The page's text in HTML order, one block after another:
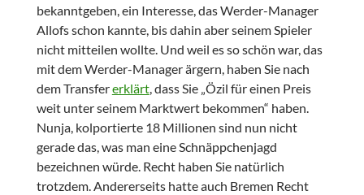
bekanntgeben, ein Interesse, das Werder-Manager
Allofs schon kannte, bis dahin aber seinem Spieler
nicht mitteilen wollte. Und weil es so schön war, das
mit dem Werder-Manager ärgern, haben Sie nach
dem Transfererklärt, dass Sie „Özil für einen Preis
weit unter seinem Marktwert bekommen“ haben.
Nunja, kolportierte 18 Millionen sind nun nicht
gerade das, was man eine Schnäppchenjagd
bezeichnen würde. Recht haben Sie natürlich
trotzdem.Andererseits hatte auch Bremen Recht